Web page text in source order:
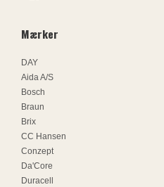
Mærker
DAY
Aida A/S
Bosch
Braun
Brix
CC Hansen
Conzept
Da'Core
Duracell